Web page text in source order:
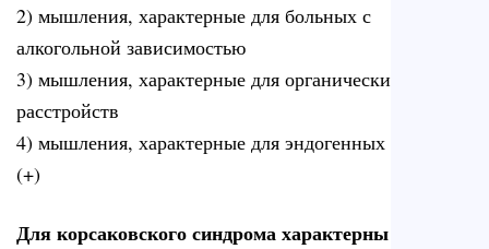
2) мышления, характерные для больных с
алкогольной зависимостью
3) мышления, характерные для органических
расстройств
4) мышления, характерные для эндогенных больных
(+)
Для корсаковского синдрома характерны